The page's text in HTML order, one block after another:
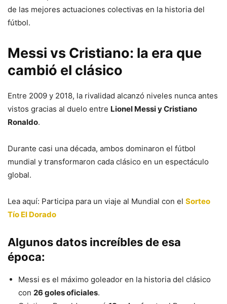
de las mejores actuaciones colectivas en la historia del
fútbol.
Messi vs Cristiano: la era que
cambió el clásico
Entre 2009 y 2018, la rivalidad alcanzó niveles nunca antes
vistos gracias al duelo entre Lionel Messi y Cristiano
Ronaldo.
Durante casi una década, ambos dominaron el fútbol
mundial y transformaron cada clásico en un espectáculo
global.
Lea aquí: Participa para un viaje al Mundial con el Sorteo
Tío El Dorado
Algunos datos increíbles de esa
época:
Messi es el máximo goleador en la historia del clásico
con 26 goles oficiales.